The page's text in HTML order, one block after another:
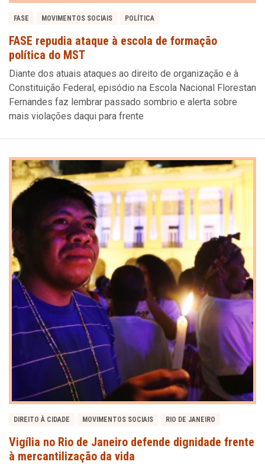
FASE MOVIMENTOS SOCIAIS POLÍTICA
FASE repudia ataque à escola de formação
política do MST
Diante dos atuais ataques ao direito de organização e à
Constituição Federal, episódio na Escola Nacional Florestan
Fernandes faz lembrar passado sombrio e alerta sobre
mais violações daqui para frente
DIREITO À CIDADE MOVIMENTOS SOCIAIS RIO DE JANEIRO
Vigília no Rio de Janeiro defende dignidade frente
à mercantilização da vida